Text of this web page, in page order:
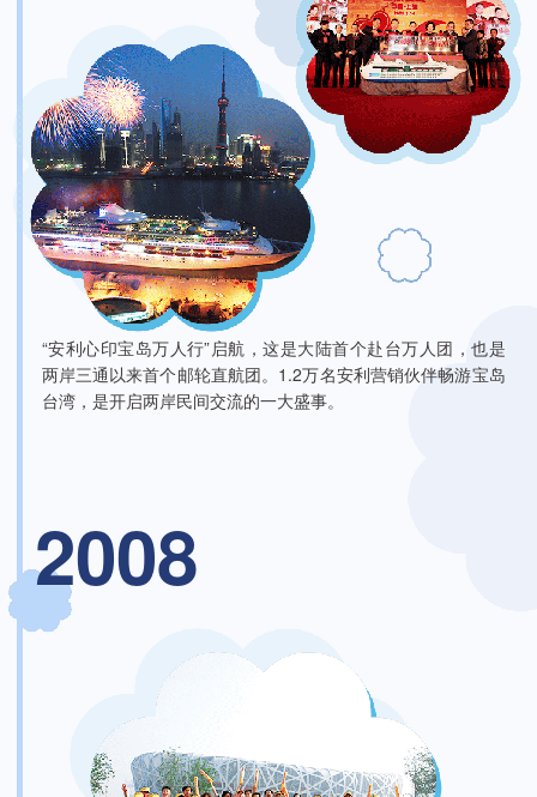
“安利心印宝岛万人行”启航，这是大陆首个赴台万人团，也是
两岸三通以来首个邮轮直航团。1.2万名安利营销伙伴畅游宝岛
台湾，是开启两岸民间交流的一大盛事。
2008